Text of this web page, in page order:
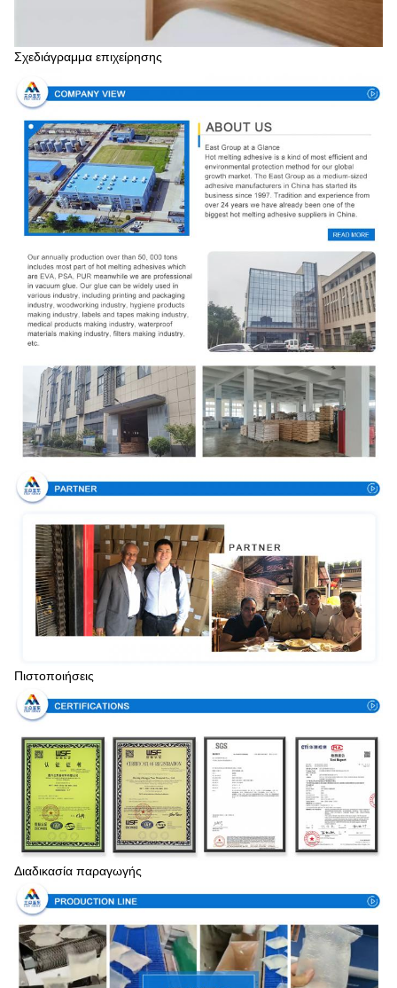
Σχεδιάγραμμα επιχείρησης
Πιστοποιήσεις
Διαδικασία παραγωγής